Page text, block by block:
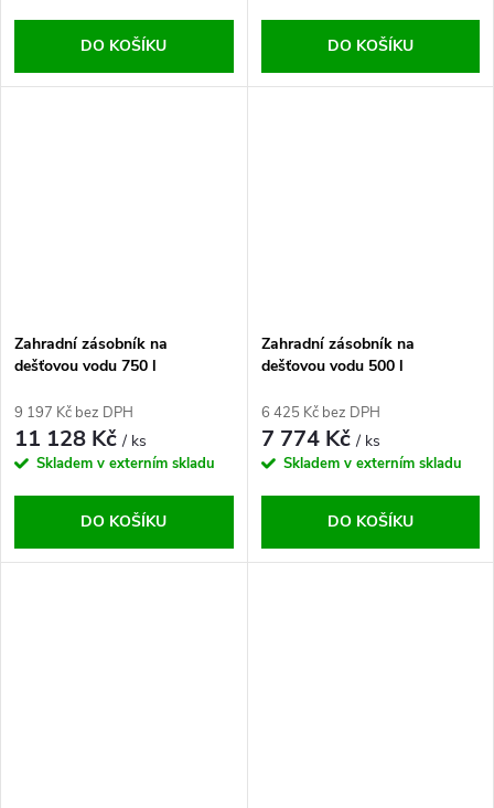
DO KOŠÍKU DO KOŠÍKU
Zahradní zásobník na
dešťovou vodu 750 l
9 197 Kč bez DPH
11 128 Kč/ ks
Skladem v externím skladu
DO KOŠÍKU
Zahradní zásobník na
dešťovou vodu 500 l
6 425 Kč bez DPH
7 774 Kč/ ks
Skladem v externím skladu
DO KOŠÍKU